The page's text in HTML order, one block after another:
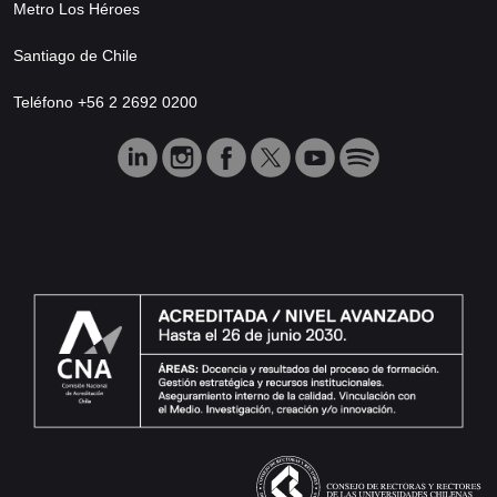
Metro Los Héroes
Santiago de Chile
Teléfono +56 2 2692 0200